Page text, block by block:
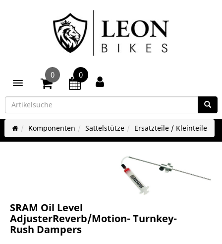
Toggle navigation
0 0
Komponenten Sattelstütze Ersatzteile / Kleinteile
SRAM Oil Level
AdjusterReverb/Motion- Turnkey-
Rush Dampers